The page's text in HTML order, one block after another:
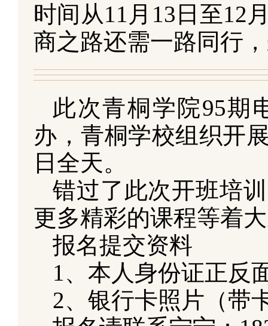
时间从11月13日至12
商之路还需一路同行
此次青桐学院95期
办，青桐学校组织开
日全天。
错过了此次开班培
更多精彩的课程等着
报名提交资料
1、本人身份证正反
2、银行卡照片（带